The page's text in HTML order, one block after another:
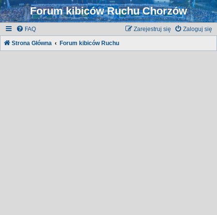
Forum kibiców Ruchu Chorzów
FAQ Zaloguj się
Zarejestruj się
Strona Główna Forum kibiców Ruchu